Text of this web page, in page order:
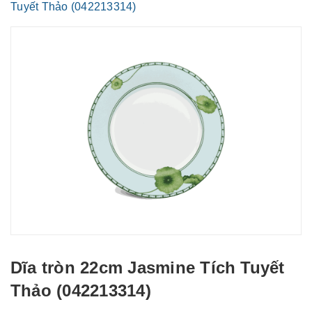
Tuyết Thảo (042213314)
Dĩa tròn 22cm Jasmine Tích Tuyết
Thảo (042213314)